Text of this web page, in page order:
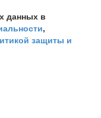
данных в
,
защиты и